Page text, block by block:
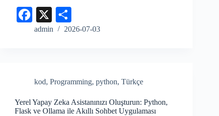
Fa
ce
X
ha
admin 2026-07-03
kod, Programming, python, Türkçe
Yerel Yapay Zeka Asistanınızı Oluşturun: Python,
Flask ve Ollama ile Akıllı Sohbet Uygulaması